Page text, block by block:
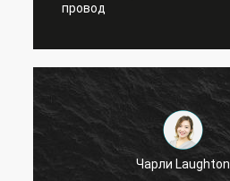
провод
Чарли Laughton